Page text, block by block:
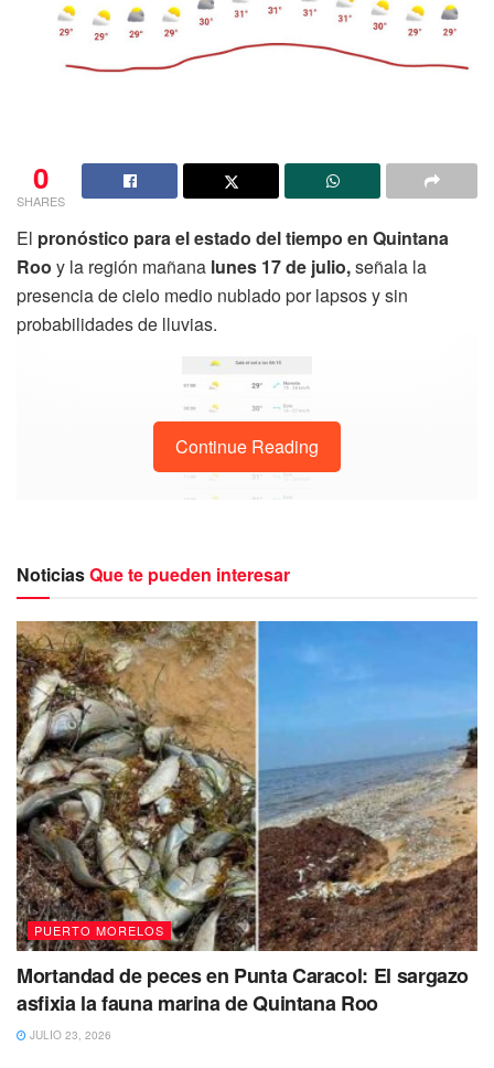
0
SHARES
El pronóstico para el estado del tiempo en Quintana
Roo y la región mañana lunes 17 de julio,señala la
presencia de cielo medio nublado por lapsos y sin
probabilidades de lluvias.
Se espera que alrededor de las 9 de la mañana se
nublara un poco, pero no lloverá, mientras que la
temperatura a esa hora estará a 30°C.
Se estima una temperatura promedio para este día rebase
los 30°C para el resto del día.
Continue Reading
NoticiasQue te pueden interesar
PUERTO MORELOS
Mortandad de peces en Punta Caracol: El sargazo
asfixia la fauna marina de Quintana Roo
JULIO 23, 2026